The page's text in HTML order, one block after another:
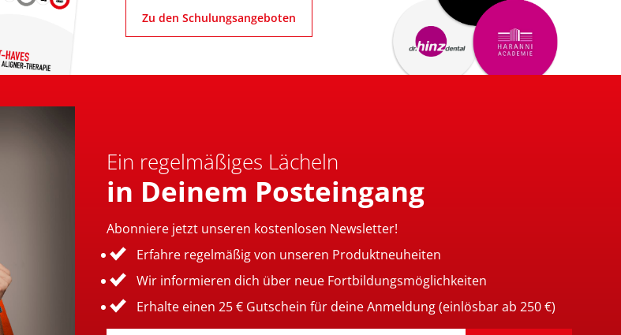
Zu den Schulungsangeboten
Ein regelmäßiges Lächeln
in Deinem Posteingang
Abonniere jetzt unseren kostenlosen Newsletter!
Erfahre regelmäßig von unseren Produktneuheiten
Wir informieren dich über neue Fortbildungsmöglichkeiten
Erhalte einen 25 € Gutschein für deine Anmeldung (einlösbar ab 250 €)